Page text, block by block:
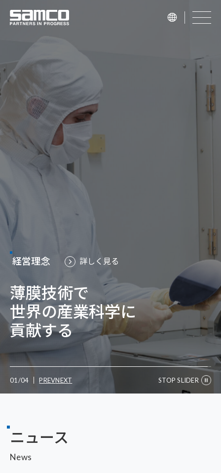
samco PARTNERS IN PROGRESS
経営理念 詳しく見る
薄膜技術で
世界の産業科学に
貢献する
新入社員座談会 詳しく見る
仲間と挑む、
はじめの一歩
グローバル採用 詳しく見る
広報誌サムコナウ 詳しく見る
02 /04 PREVNEXT STOP SLIDER
ニュース
News